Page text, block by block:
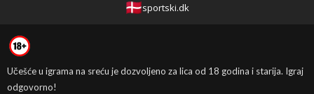
sportski.dk
Učešće u igrama na sreću je dozvoljeno za lica od 18 godina i starija. Igraj
odgovorno!